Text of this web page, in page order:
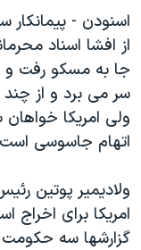
اسنودن - پیمانکار
از افشا اسناد
جا به مسکو رفت و
سر می برد و از
ولی امریکا
اتهام جاسوسی
ولادیمیر پوتین
امریکا برای اخراج
گزارشها سه حکومت